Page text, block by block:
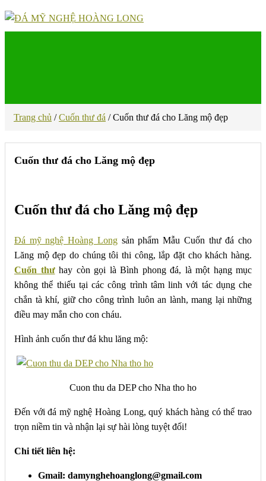
Trang chủ /Cuốn thư đá /Cuốn thư đá cho Lăng mộ đẹp
Cuốn thư đá cho Lăng mộ đẹp
Cuốn thư đá cho Lăng mộ đẹp
Đá mỹ nghệ Hoàng Longsản phẩm Mẫu Cuốn thư đá cho
Lăng mộ đẹp do chúng tôi thi công, lắp đặt cho khách hàng.
Cuốn thưhay còn gọi là Bình phong đá, là một hạng mục
không thể thiếu tại các công trình tâm linh với tác dụng che
chắn tà khí, giữ cho công trình luôn an lành, mang lại những
điều may mắn cho con cháu.
Hình ảnh cuốn thư đá khu lăng mộ:
Cuon thu da DEP cho Nha tho ho
Đến với đá mỹ nghệ Hoàng Long, quý khách hàng có thể trao
trọn niềm tin và nhận lại sự hài lòng tuyệt đối!
Chi tiết liên hệ:
Gmail: damynghehoanglong@gmail.com